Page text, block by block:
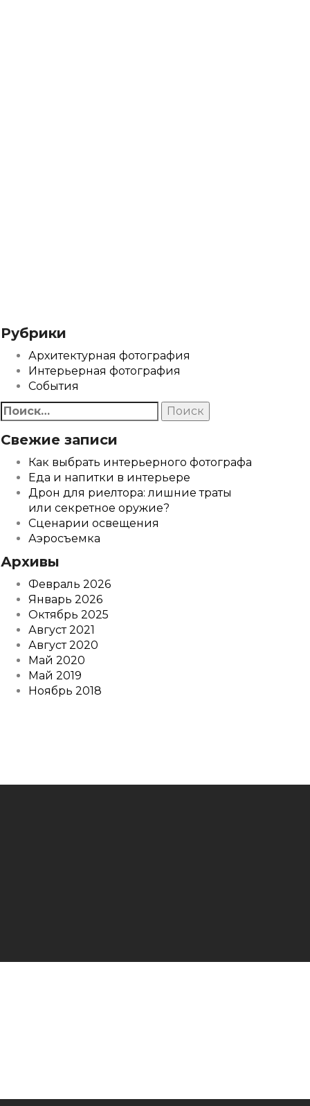
Рубрики
Архитектурная фотография
Интерьерная фотография
События
Найти:
Свежие записи
Как выбрать интерьерного фотографа
Еда и напитки в интерьере
Дрон для риелтора: лишние траты
или секретное оружие?
Сценарии освещения
Аэросъемка
Архивы
Февраль 2026
Январь 2026
Октябрь 2025
Август 2021
Август 2020
Май 2020
Май 2019
Ноябрь 2018